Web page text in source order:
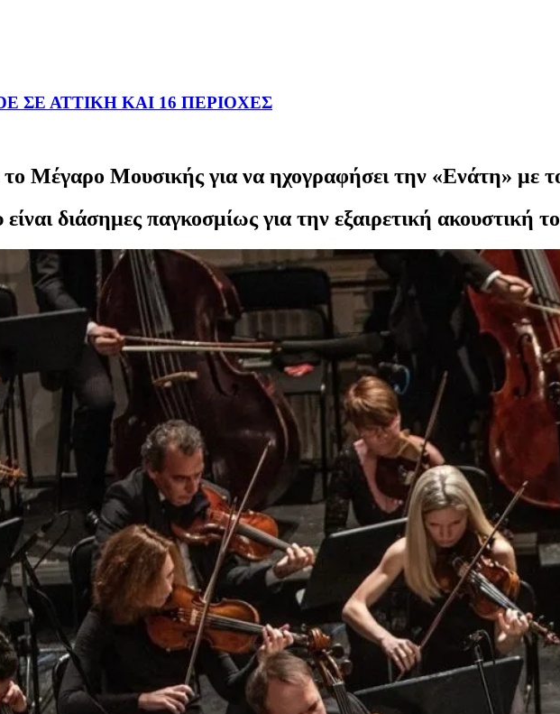
ΣΕ ΑΤΤΙΚΗ ΚΑΙ 16 ΠΕΡΙΟΧΕΣ
το Μέγαρο Μουσικής για να ηχογραφήσει την «Ενάτη» με
διάσημες παγκοσμίως για την εξαιρετική ακουστική